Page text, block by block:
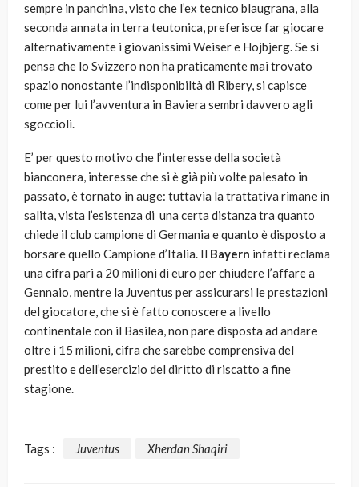
sempre in panchina, visto che l’ex tecnico blaugrana, alla
seconda annata in terra teutonica, preferisce far giocare
alternativamente i giovanissimi Weiser e Hojbjerg. Se si
pensa che lo Svizzero non ha praticamente mai trovato
spazio nonostante l’indisponibiltà di Ribery, si capisce
come per lui l’avventura in Baviera sembri davvero agli
sgoccioli.
E’ per questo motivo che l’interesse della società
bianconera, interesse che si è già più volte palesato in
passato, è tornato in auge: tuttavia la trattativa rimane in
salita, vista l’esistenza di una certa distanza tra quanto
chiede il club campione di Germania e quanto è disposto a
borsare quello Campione d’Italia. Il Bayern infatti reclama
una cifra pari a 20 milioni di euro per chiudere l’affare a
Gennaio, mentre la Juventus per assicurarsi le prestazioni
del giocatore, che si è fatto conoscere a livello
continentale con il Basilea, non pare disposta ad andare
oltre i 15 milioni, cifra che sarebbe comprensiva del
prestito e dell’esercizio del diritto di riscatto a fine
stagione.
Tags : Juventus Xherdan Shaqiri